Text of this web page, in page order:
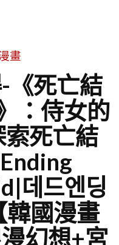
畫
《死亡結
：侍女的
死亡結
데드엔딩
韓國漫畫
幻想+宮